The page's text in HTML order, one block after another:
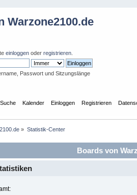
Warzone2100.de
einloggen oder registrieren
Passwort und Sitzungslänge
Suche Kalender Einloggen Registrieren
» Statistik-Center
Boards von